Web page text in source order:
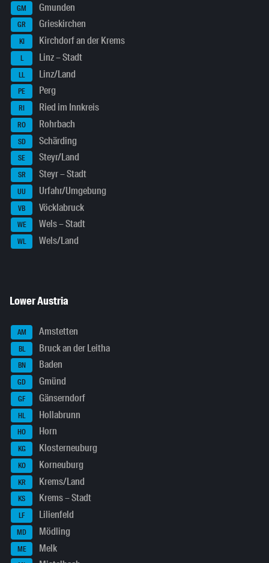
GM Gmunden
GR Grieskirchen
KI Kirchdorf an der Krems
L Linz – Stadt
LL Linz/Land
PE Perg
RI Ried im Innkreis
RO Rohrbach
SD Schärding
SE Steyr/Land
SR Steyr – Stadt
UU Urfahr/Umgebung
VB Vöcklabruck
WE Wels – Stadt
WL Wels/Land
Lower Austria
AM Amstetten
BL Bruck an der Leitha
BN Baden
GD Gmünd
GF Gänserndorf
HL Hollabrunn
HO Horn
KG Klosterneuburg
KO Korneuburg
KR Krems/Land
KS Krems – Stadt
LF Lilienfeld
MD Mödling
ME Melk